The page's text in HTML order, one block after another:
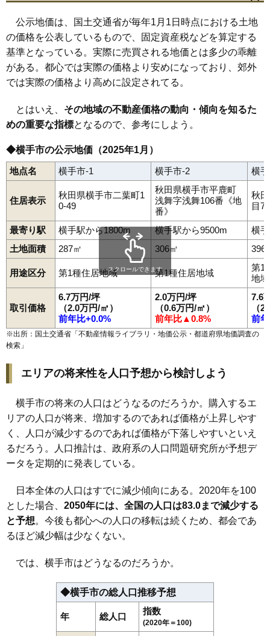
79 雄物川町薄井 0.9万円 129万円 -15.8%
80 大森町上溝 0.9万円 142万円 -33.3%
81 雄物川町矢神 0.8万円 139万円 4.7%
82 柳田 0.6万円 349万円 -38.3%
公示地価は、国土交通省が毎年1月1日時点における土地
の価格を公表しているもので、固定資産税などを算定する
基準となっている。実際に売買される地価とは多少の乖離
がある。都心では実際の価格より安めになっており、郊外
では実際の価格より高めに設定されてる。
とはいえ、 その地域の不動産価格の動向・傾向を知るた
めの重要な指標となるので、参考にしよう。
◆横手市の公示地価（2025年1月）
地点名 横手市-1 横手市-2 横
住居表示
秋田県横手市二葉町1
0-49
秋田県横手市平鹿町
浅舞字浅舞106番《地
番》
秋
目
最寄り駅 横手駅から1800m 横手駅から9500m
横
土地面積
287㎡ 306㎡ 396
用途区分 第1種住居地域 第1種住居地域
第1
地域
取引価格
6.7万円/坪
（2.0万円/㎡）
前年比+0.0%
2.0万円/坪
（0.6万円/㎡）
前年比▲0.8%
7.6
（
前
スクロールできます
※出所：国土交通省「不動産情報ライブラリ・地価公示・都道府県地価調査の
検索 」
エリアの将来性を人口予想から検討しよう
横手市の将来の人口はどうなるのだろうか。購入するエ
リアの人口が将来、増加するのであれば価格が上昇しやす
く、人口が減少するのであれば価格が下落しやすいといえ
るだろう。人口推計は、政府系の人口問題研究所が予想デ
ータを定期的に発表している。
日本全体の人口はすでに減少傾向にある。2020年を100
とした場合、 2050年には、全国の人口は83.0まで減少する
と予想。今後も都心への人口の移転は続くため、都会であ
るほど減少幅は少なくない。
では、横手市はどうなるのだろうか。
◆横手市の総人口推移予想
年 総人口
指数
(2020年＝100)
十文字町佐賀会十文字町十五野新田 十文字町梨木
十文字町仁井田十文字町西原二番町十文字町宝竜
十文字町睦合城南町杉沢杉目大雄中央町塚堀根岸町羽黒町
平鹿町浅舞平鹿町上吉田平鹿町下鍋倉平鹿町醍醐
平鹿町樽見内
平鹿町中吉田平城町 婦気大堤二葉町本郷町
前郷
前郷二番町増田町増田南町 明永町睦成本町安田安本
柳田八幡横手町 四日町 条里駅西
十文字駅 柳田駅横手駅